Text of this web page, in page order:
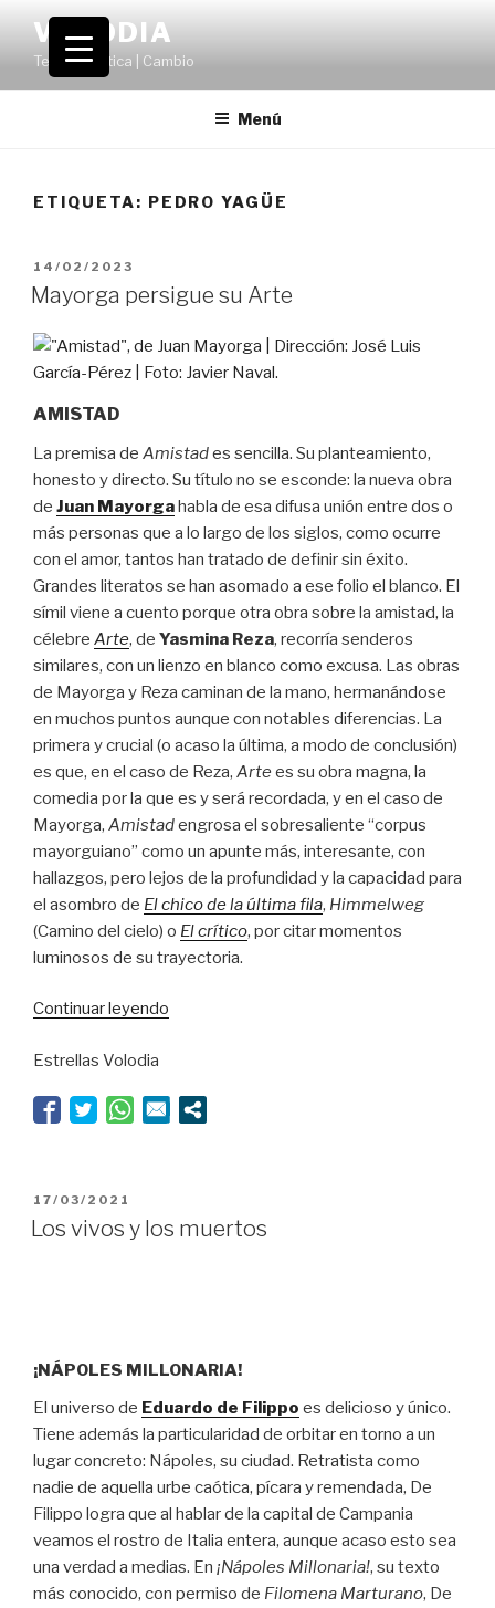
contenido
VOLODIA
Teatro | Crítica | Cambio
Menú
ETIQUETA: PEDRO YAGÜE
PUBLICADO
EL
14/02/2023
Mayorga persigue su Arte
AMISTAD
La premisa de Amistades sencilla. Su planteamiento,
honesto y directo. Su título no se esconde: la nueva obra
de Juan Mayorgahabla de esa difusa unión entre dos o
más personas que a lo largo de los siglos, como ocurre
con el amor, tantos han tratado de definir sin éxito.
Grandes literatos se han asomado a ese folio el blanco. El
símil viene a cuento porque otra obra sobre la amistad, la
célebre Arte, de Yasmina Reza, recorría senderos
similares, con un lienzo en blanco como excusa. Las obras
de Mayorga y Reza caminan de la mano, hermanándose
en muchos puntos aunque con notables diferencias. La
primera y crucial (o acaso la última, a modo de conclusión)
es que, en el caso de Reza, Arte es su obra magna, la
comedia por la que es y será recordada, y en el caso de
Mayorga, Amistadengrosa el sobresaliente “corpus
mayorguiano” como un apunte más, interesante, con
hallazgos, pero lejos de la profundidad y la capacidad para
el asombro de El chico de la última fila, Himmelweg
(Camino del cielo) o El crítico, por citar momentos
luminosos de su trayectoria.
Continuar leyendo
Estrellas Volodia
PUBLICADO
EL
17/03/2021
Los vivos y los muertos
¡NÁPOLES MILLONARIA!
El universo de Eduardo de Filippo es delicioso y único.
Tiene además la particularidad de orbitar en torno a un
lugar concreto: Nápoles, su ciudad. Retratista como
nadie de aquella urbe caótica, pícara y remendada, De
Filippo logra que al hablar de la capital de Campania
veamos el rostro de Italia entera, aunque acaso esto sea
una verdad a medias. En ¡Nápoles Millonaria!, su texto
más conocido, con permiso de Filomena Marturano, De